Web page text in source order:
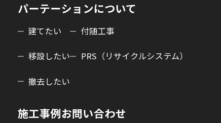
パーテーションについて
建てたい
移設したい
撤去したい
付随工事
PRS（リサイクルシステム）
施工事例お問い合わせ